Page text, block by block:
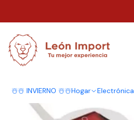
☃️☃️ INVIERNO ☃️☃️Hogar Electrónica